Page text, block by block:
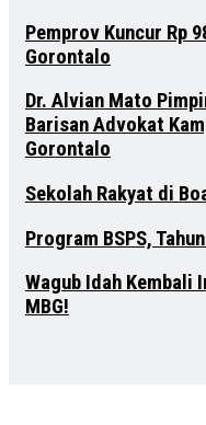
Pemprov Kuncur Rp
Gorontalo
Dr. Alvian Mato
Barisan Advokat
Gorontalo
Sekolah Rakyat di
Program BSPS,
Wagub Idah Kembali
MBG!